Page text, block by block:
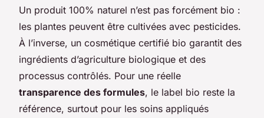
Un produit 100% naturel n’est pas forcément bio :
les plantes peuvent être cultivées avec pesticides.
À l’inverse, un cosmétique certifié bio garantit des
ingrédients d’agriculture biologique et des
processus contrôlés. Pour une réelle
transparence des formules, le label bio reste la
référence, surtout pour les soins appliqués